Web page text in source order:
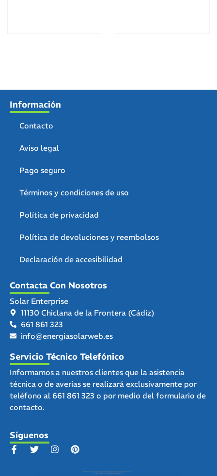
Información
Contacto
Aviso legal
Pago seguro
Términos y condiciones de uso
Política de privacidad
Política de devoluciones y reembolsos
Declaración de accesibilidad
Contacta Con Nosotros
Solar Enterprise
11130 Chiclana de la Frontera (Cádiz)
661 861 323
info@energiasolarweb.es
Servicio Técnico Telefónico
Informamos a nuestros clientes que la asistencia
técnica o de averías se realizará exclusivamente por
teléfono al 661 861 323 o por medio del formulario de
contacto.
Síguenos